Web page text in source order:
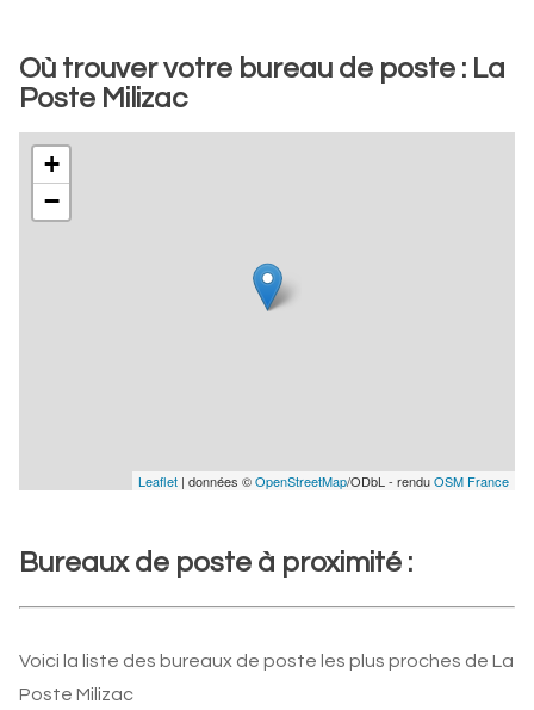
Où trouver votre bureau de poste : La
Poste Milizac
+
−
Leaflet | données ©OpenStreetMap/ODbL - renduOSM France
Bureaux de poste à proximité :
Voici la liste des bureaux de poste les plus proches de La
Poste Milizac